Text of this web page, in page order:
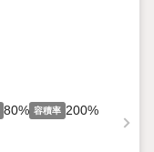
80% 容積率 200%